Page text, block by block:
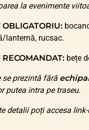
la evenimente
lanternă, rucsac.
bețe
se prezintă fără
putea intra pe traseu.
detalii poți accesa